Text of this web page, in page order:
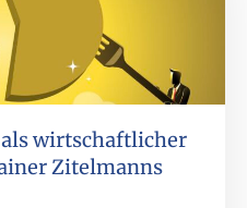
wirtschaftlicher
Zitelmanns